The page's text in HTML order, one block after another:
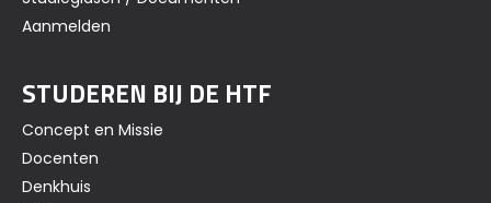
Aanmelden
STUDEREN BIJ DE HTF
Concept en Missie
Docenten
Denkhuis